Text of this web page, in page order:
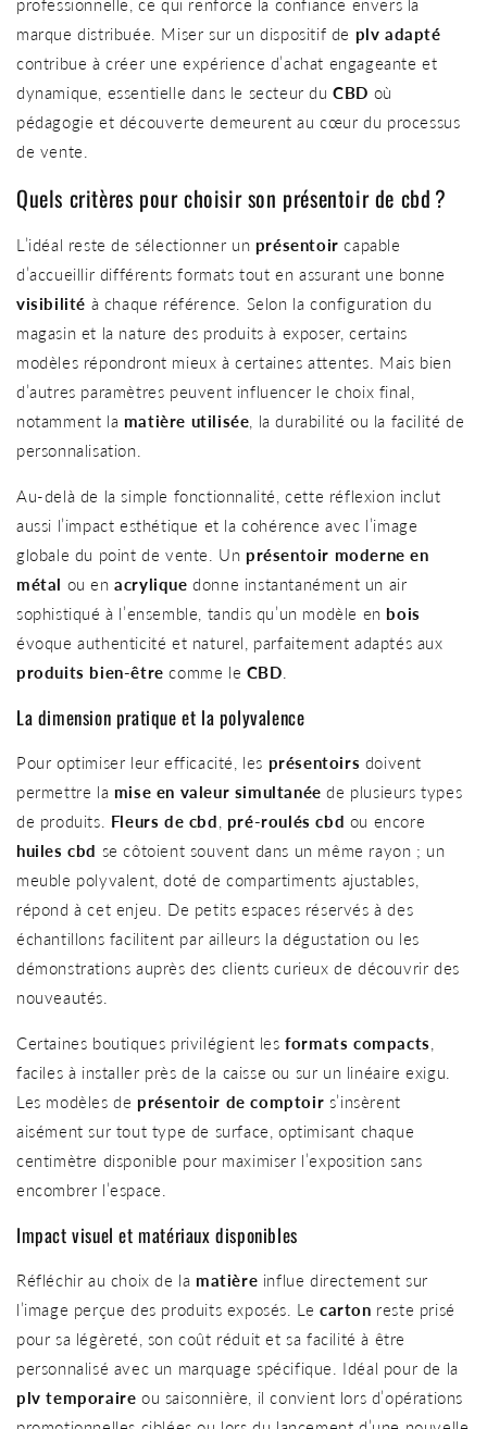
marque distribuée. Miser sur un dispositif de plv adapté
contribue à créer une expérience d’achat engageante et
dynamique, essentielle dans le secteur duCBD où
pédagogie et découverte demeurent au cœur du processus
de vente.
Quels critères pour choisir son présentoir de cbd ?
L’idéal reste de sélectionner un présentoir capable
d’accueillir différents formats tout en assurant une bonne
visibilité à chaque référence. Selon la configuration du
magasin et la nature des produits à exposer, certains
modèles répondront mieux à certaines attentes. Mais bien
d’autres paramètres peuvent influencer le choix final,
notamment la matière utilisée , la durabilité ou la facilité de
personnalisation.
Au-delà de la simple fonctionnalité, cette réflexion inclut
aussi l’impact esthétique et la cohérence avec l’image
globale du point de vente. Un présentoir moderne en
métal ou enacrylique donne instantanément un air
sophistiqué à l’ensemble, tandis qu’un modèle en bois
évoque authenticité et naturel, parfaitement adaptés aux
produits bien-être comme le CBD
La dimension pratique et la polyvalence
Pour optimiser leur efficacité, les présentoirs doivent
permettre la mise en valeur simultanée de plusieurs types
de produits. Fleurs de cbd pré-roulés cbd ou encore
huiles cbd se côtoient souvent dans un même rayon ; un
meuble polyvalent, doté de compartiments ajustables,
répond à cet enjeu. De petits espaces réservés à des
échantillons facilitent par ailleurs la dégustation ou les
démonstrations auprès des clients curieux de découvrir des
nouveautés.
Certaines boutiques privilégient lesformats compacts
faciles à installer près de la caisse ou sur un linéaire exigu.
Les modèles de présentoir de comptoir s’insèrent
aisément sur tout type de surface, optimisant chaque
centimètre disponible pour maximiser l’exposition sans
encombrer l’espace.
Impact visuel et matériaux disponibles
Réfléchir au choix de la matière influe directement sur
l’image perçue des produits exposés. Lecarton reste prisé
pour sa légèreté, son coût réduit et sa facilité à être
personnalisé avec un marquage spécifique. Idéal pour de la
plv temporaire ou saisonnière, il convient lors d’opérations